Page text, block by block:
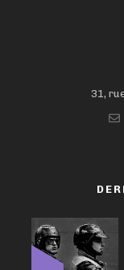
31,